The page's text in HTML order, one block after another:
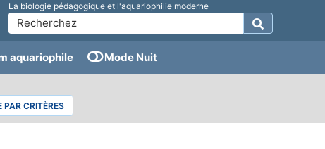
La biologie pédagogique et l'aquariophilie moderne
aquariophile Mode Nuit
PAR CRITÈRES